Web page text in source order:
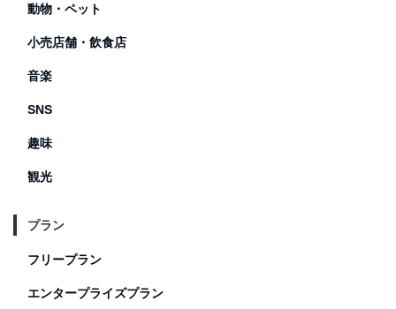
動物・ペット
小売店舗・飲食店
音楽
SNS
趣味
観光
プラン
フリープラン
エンタープライズプラン